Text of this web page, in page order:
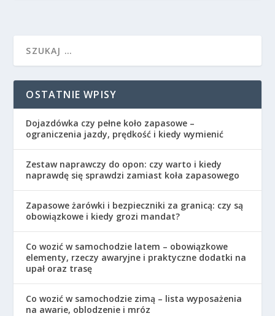
OSTATNIE WPISY
Dojazdówka czy pełne koło zapasowe –
ograniczenia jazdy, prędkość i kiedy wymienić
Zestaw naprawczy do opon: czy warto i kiedy
naprawdę się sprawdzi zamiast koła zapasowego
Zapasowe żarówki i bezpieczniki za granicą: czy są
obowiązkowe i kiedy grozi mandat?
Co wozić w samochodzie latem – obowiązkowe
elementy, rzeczy awaryjne i praktyczne dodatki na
upał oraz trasę
Co wozić w samochodzie zimą – lista wyposażenia
na awarie, oblodzenie i mróz